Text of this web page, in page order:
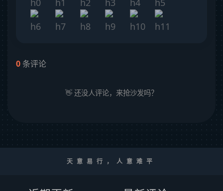
0条评论
👋 还没人评论，来抢沙发吗？
天意易行，人意难平